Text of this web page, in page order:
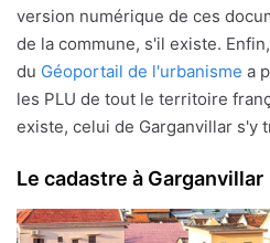
version numérique de ces
de la commune, s'il existe.
du Géoportail de l'urbanisme a
les PLU de tout le territoire
existe, celui de Garganvillar s'y
Le cadastre à Garganvillar